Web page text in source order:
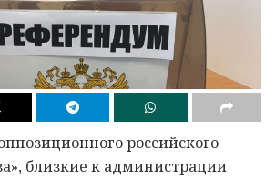
российского
близкие к администрации